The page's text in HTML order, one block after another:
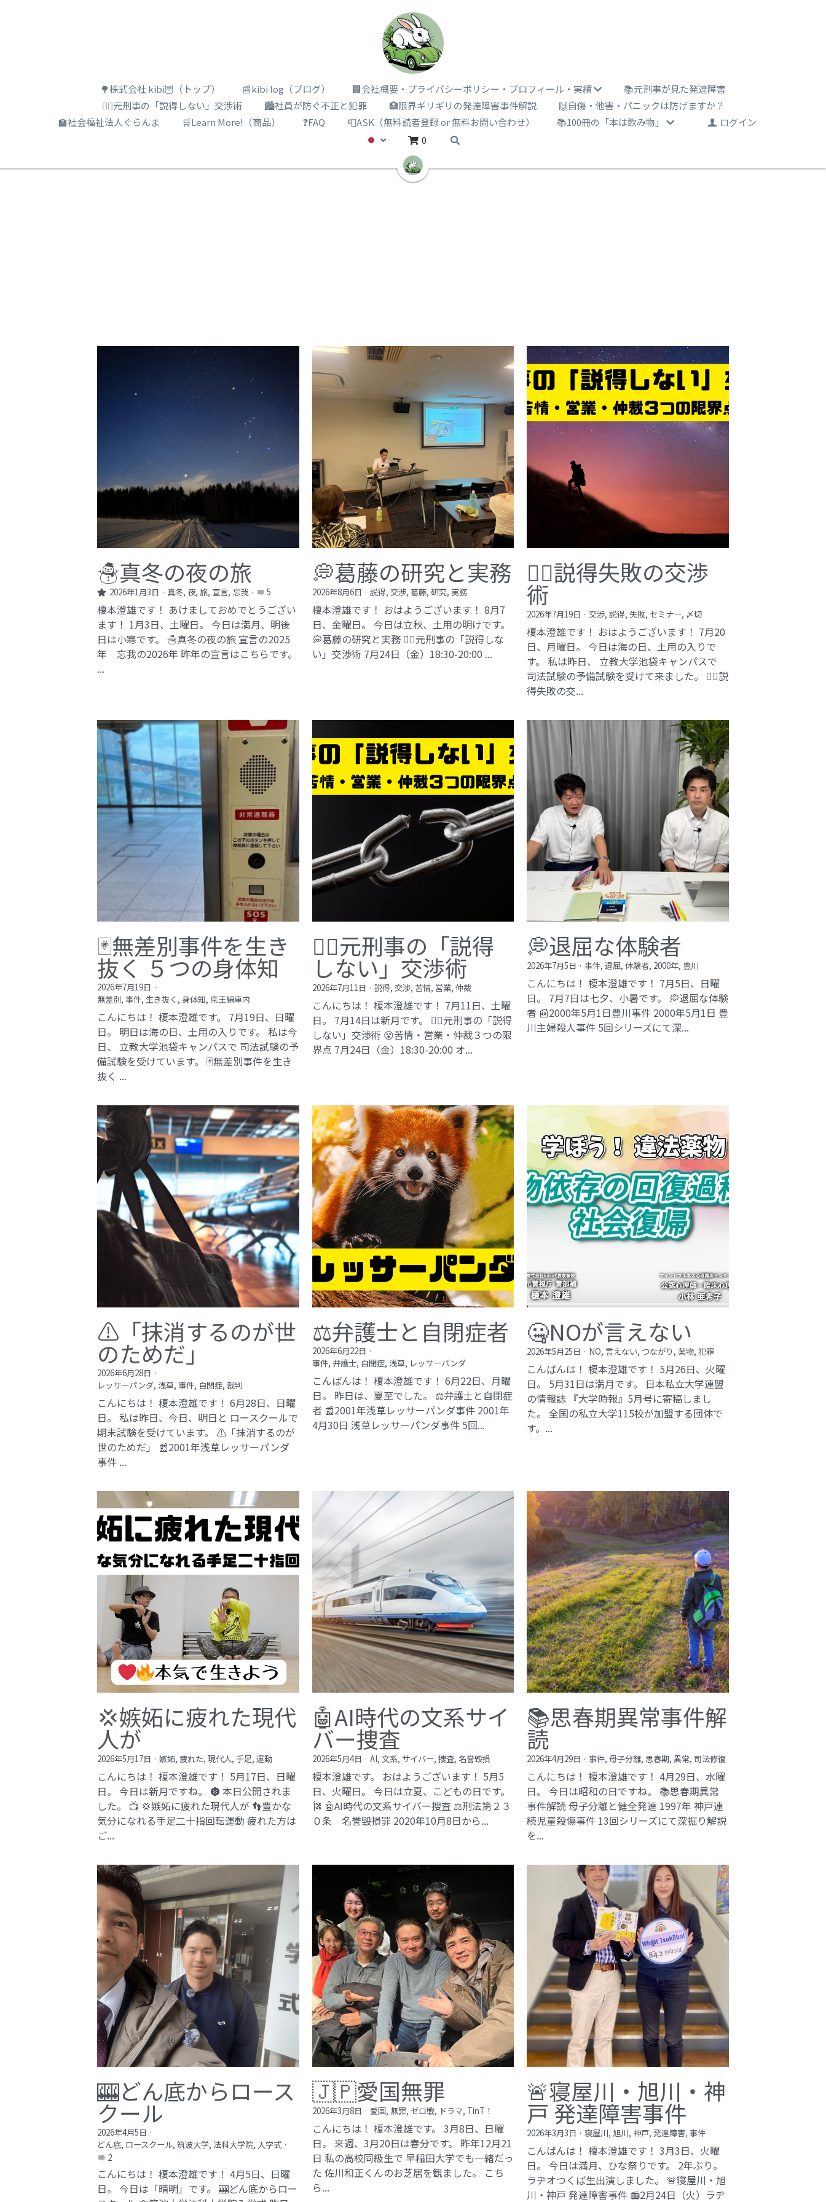
🌳株式会社 kibi🦉（トップ） 📰kibi log（ブログ） 🏢会社概要・プライバシーポリシー・プロフィール・実績
📚元刑事が見た発達障害
🕵️‍♂️元刑事の「説得しない」交渉術
🏙️社員が防ぐ不正と犯罪 🏥限界ギリギリの発達障害事件解説
🙌自傷・他害・パニックは防げますか？
🏫社会福祉法人ぐらんま
🛒Learn More!（商品） ❓FAQ 📮ASK（無料読者登録 or 無料お問い合わせ） 📚100冊の「本は飲み物」
ログイン
0
☃️真冬の夜の旅
2026年1月3日 · 真冬, 夜, 旅, 宣言, 忘我· 5
榎本澄雄です！ あけましておめでとうござい
ます！ 1月3日、土曜日。 今日は満月、明後
日は小寒です。 ☃️真冬の夜の旅 宣言の2025
年 忘我の2026年​ 昨年の宣言はこちらです。
...
💭葛藤の研究と実務
2026年8月6日 · 説得, 交渉, 葛藤, 研究, 実務
榎本澄雄です！ おはようございます！ 8月7
日、金曜日。 今日は立秋、土用の明けです。
💭葛藤の研究と実務 🕵️‍♂️元刑事の「説得しな
い」交渉術​ 7月24日（金）18:30-20:00 ...
🕵️‍♂️説得失敗の交渉
術
2026年7月19日 · 交渉, 説得, 失敗, セミナー, 〆切
榎本澄雄です！ おはようございます！ 7月20
日、月曜日。 今日は海の日、土用の入りで
す。 私は昨日、 立教大学池袋キャンパスで
司法試験の予備試験を受けて来ました。 🕵️‍♂️説
得失敗の交...
🃏無差別事件を生き
抜く ５つの身体知
2026年7月19日 ·
無差別, 事件, 生き抜く, 身体知, 京王線車内
こんにちは！ 榎本澄雄です。 7月19日、日曜
日。 明日は海の日、土用の入りです。 私は今
日、 立教大学池袋キャンパスで 司法試験の予
備試験を受けています。 🃏無差別事件を生き
抜く ...
🙅‍♂️元刑事の「説得
しない」交渉術
2026年7月11日 · 説得, 交渉, 苦情, 営業, 仲裁
こんにちは！ 榎本澄雄です！ 7月11日、土曜
日。 7月14日は新月です。 🙅‍♂️元刑事の「説得
しない」交渉術 😵苦情・営業・仲裁３つの限
界点 7月24日（金）18:30-20:00 オ...
💭退屈な体験者
2026年7月5日 · 事件, 退屈, 体験者, 2000年, 豊川
こんにちは！ 榎本澄雄です！ 7月5日、日曜
日。 7月7日は七夕、小暑です。 💭退屈な体験
者 📰2000年5月1日豊川事件​ 2000年5月1日 豊
川主婦殺人事件 5回シリーズにて深...
⚠️「抹消するのが世
のためだ」​
2026年6月28日 ·
レッサーパンダ, 浅草, 事件, 自閉症, 裁判
こんにちは！ 榎本澄雄です！ 6月28日、日曜
日。 私は昨日、今日、明日と ロースクールで
期末試験を受けています。 ⚠️「抹消するのが
世のためだ」 📰2001年浅草レッサーパンダ
事件​ ...
⚖️弁護士と自閉症者
2026年6月22日 ·
事件, 弁護士, 自閉症, 浅草, レッサーパンダ
こんばんは！ 榎本澄雄です！ 6月22日、月曜
日。 昨日は、夏至でした。 ⚖️弁護士と自閉症
者 📰2001年浅草レッサーパンダ事件​ 2001年
4月30日 浅草レッサーパンダ事件 5回...
🤐NOが言えない
2026年5月25日 · NO, 言えない, つながり, 薬物, 犯罪
こんばんは！ 榎本澄雄です！ 5月26日、火曜
日。 5月31日は満月です。 日本私立大学連盟
の情報誌 『大学時報』5月号に寄稿しまし
た。 全国の私立大学115校が加盟する団体で
す。...
💢嫉妬に疲れた現代
人が
2026年5月17日 ·嫉妬, 疲れた, 現代人, 手足, 運動
こんにちは！ 榎本澄雄です！ 5月17日、日曜
日。 今日は新月ですね。 🌚 本日公開されま
した。 📺 💢嫉妬に疲れた現代人が 👣豊かな
気分になれる手足二十指回転運動 疲れた方は
ご...
🤖AI時代の文系サイ
バー捜査
2026年5月4日 · AI, 文系, サイバー, 捜査, 名誉毀損
榎本澄雄です。 おはようございます！ 5月5
日、火曜日。 今日は立夏、こどもの日です。
🎏 🤖AI時代の文系サイバー捜査 ⚖️刑法第２３
０条 名誉毀損罪​ 2020年10月8日から...
📚思春期異常事件解
読
2026年4月29日 · 事件, 母子分離, 思春期, 異常, 司法修復
こんにちは！ 榎本澄雄です！ 4月29日、水曜
日。 今日は昭和の日ですね。 📚思春期異常
事件解読 母子分離と健全発達 1997年 神戸連
続児童殺傷事件 13回シリーズにて深掘り解説
を...
🎰どん底からロース
クール
2026年4月5日 ·
どん底, ロースクール, 筑波大学, 法科大学院, 入学式 ·
2
こんにちは！ 榎本澄雄です！ 4月5日、日曜
日。 今日は「晴明」です。 🎰どん底からロー
🇯🇵愛国無罪
2026年3月8日 · 愛国, 無罪, ゼロ戦, ドラマ, TinT！
こんにちは！ 榎本澄雄です。 3月8日、日曜
日。 来週、3月20日は春分です。 昨年12月21
日 私の高校同級生で 早稲田大学でも一緒だっ
た 佐川和正くんのお芝居を観ました。 こち
ら...
🚨寝屋川・旭川・神
戸 発達障害事件
2026年3月3日 · 寝屋川, 旭川, 神戸, 発達障害, 事件
こんばんは！ 榎本澄雄です！ 3月3日、火曜
日。 今日は満月、ひな祭りです。 2年ぶり。
ラヂオつくば生出演しました。 🚨寝屋川・旭
川・神戸 発達障害事件 📻2月24日（火）ラヂ